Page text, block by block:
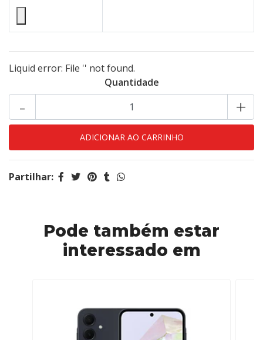
Liquid error: File '' not found.
Quantidade
+
-
Partilhar:
Pode também estar
interessado em